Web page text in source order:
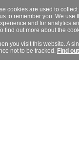
cookies are used to
to remember you. We use
and for analytics
find out more about the
you visit this website. A
not to be tracked. Find